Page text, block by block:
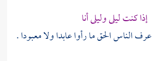
إذا كنت ليلى وليلى أنا
الناس الحق ما رأوا عابدا ولا معبودا .